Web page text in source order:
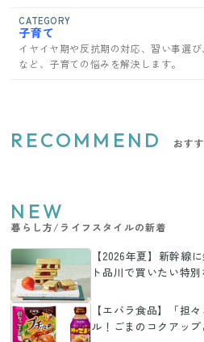
CATEGORY
子育て
イヤイヤ期や反抗期の対応、習い事選
など、子育ての悩みを解決します。
RECOMMEND おす
NEW
暮らし方/ライフスタイルの新着
【2026年夏】新幹線
ト品川で買いたい特
【エバラ食品】「担
ル！ごまのコクアッ